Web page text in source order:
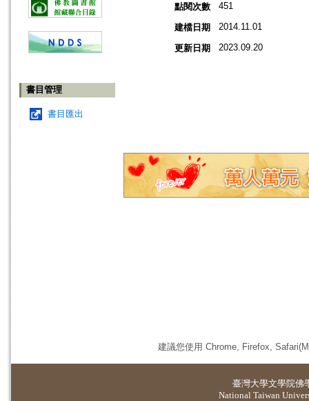
書目管理
書目匯出
點閱次數
451
建檔日期 2014.11.01
更新日期 2023.09.20
建議您使用 Chrome, Firefox,
臺灣大學文學院佛
National Taiwan